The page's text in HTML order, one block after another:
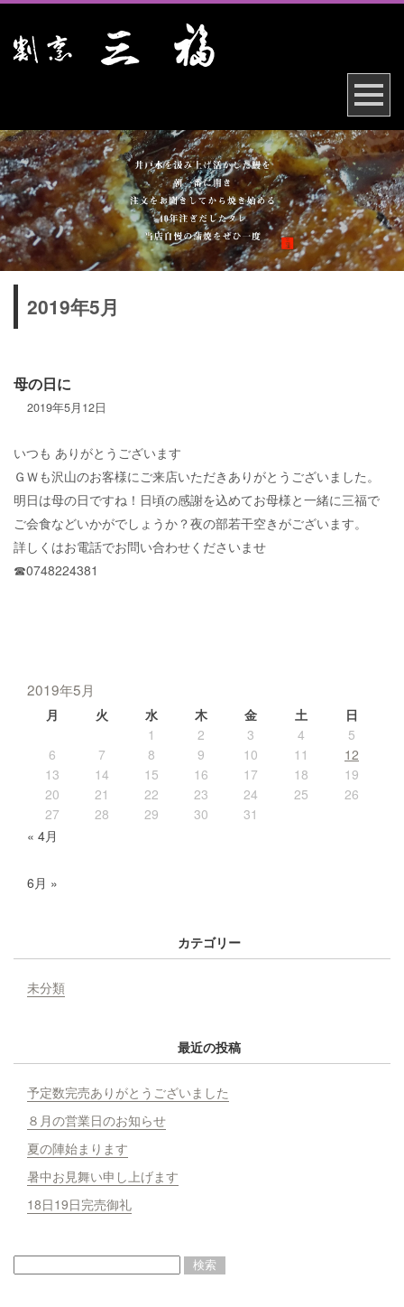
2019年5月
母の日に
2019年5月12日
いつも ありがとうございます
ＧＷも沢山のお客様にご来店いただきありがとうございました。
明日は母の日ですね！日頃の感謝を込めてお母様と一緒に三福で
ご会食などいかがでしょうか？夜の部若干空きがございます。
詳しくはお電話でお問い合わせくださいませ
☎︎0748224381
2019年5月
月 火 水 木 金 土
日
1
2 3 4
5
6
7 8 9 10 11
12
13
14 15 16 17 18
19
20
21 22 23 24 25
26
27
28 29 30
31
« 4月
6月 »
カテゴリー
未分類
最近の投稿
予定数完売ありがとうございました
８月の営業日のお知らせ
夏の陣始まります
暑中お見舞い申し上げます
18日19日完売御礼